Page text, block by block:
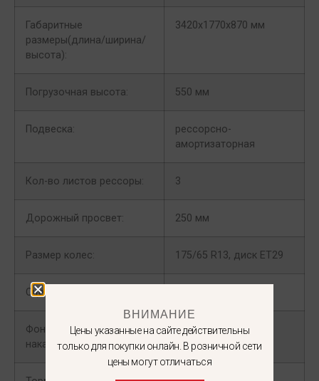
Габаритные
размеры(длина/ширина/
высота):
3420х1770х870 мм
Погрузочная высота: 550 мм
Подвеска:
рессорсно-
амортизаторная
Кол-во листов рессоры: 3
Дорожный просвет: 250 мм
Размер колес: 175/65 R13, диск ET29
Сцепное устройство:
Фонари (лампа
накаливания/ LED):
лампа накаливания
ВНИМАНИЕ
Цены указанные на сайте действительны
только для покупки онлайн. В розничной сети
цены могут отличаться